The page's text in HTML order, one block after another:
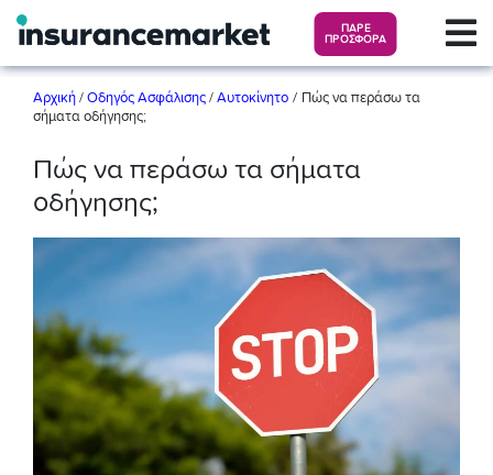
ΠΑΡΕ
ΠΡΟΣΦΟΡΑ
Αρχική / Οδηγός Ασφάλισης / Αυτοκίνητο / Πώς να περάσω τα
σήματα οδήγησης;
Πώς να περάσω τα σήματα
οδήγησης;